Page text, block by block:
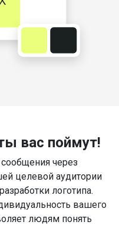
вас поймут!
через
целевой аудитории
логотипа.
вашего
людям понять